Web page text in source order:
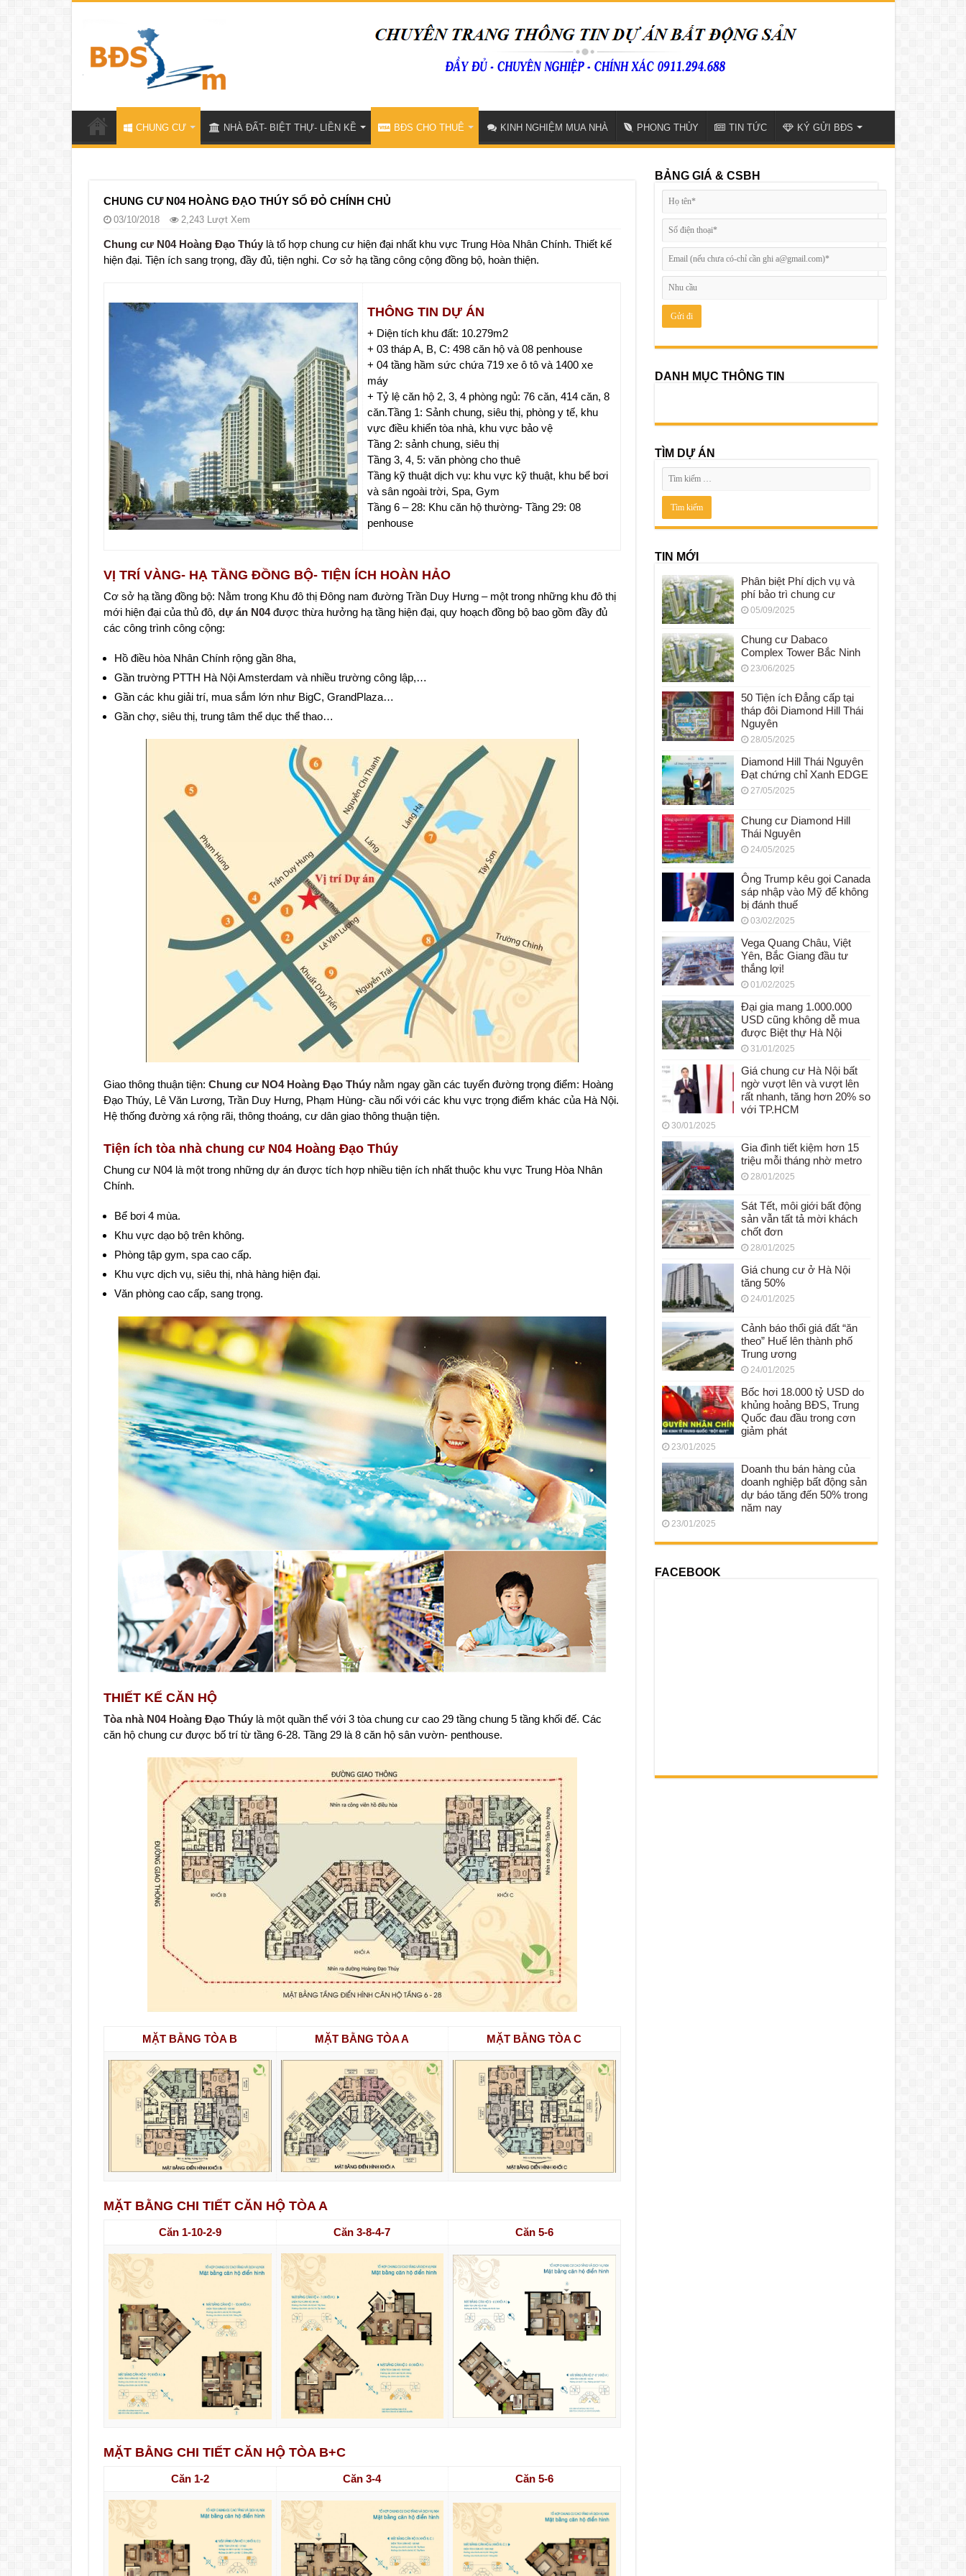
CHUNG CƯ NHÀ ĐẤT- BIỆT THỰ- LIỀN KỀ BĐS CHO THUÊ KINH NGHIỆM MUA NHÀ PHONG THỦY TIN TỨC KÝ GỬI BĐS
CHUNG CƯ N04 HOÀNG ĐẠO THÚY SỔ ĐỎ CHÍNH CHỦ
03/10/2018 2,243 Lượt Xem
Chung cư N04 Hoàng Đạo Thúylà tổ hợp chung cư hiện đại nhất khu vực Trung Hòa Nhân Chính. Thiết kế
hiện đại. Tiện ích sang trọng, đầy đủ, tiện nghi. Cơ sở hạ tầng công cộng đồng bộ, hoàn thiện.
THÔNG TIN DỰ ÁN
+ Diện tích khu đất: 10.279m2
+ 03 tháp A, B, C: 498 căn hộ và 08 penhouse
+ 04 tầng hầm sức chứa 719 xe ô tô và 1400 xe
máy
+ Tỷ lệ căn hộ 2, 3, 4 phòng ngủ: 76 căn, 414 căn, 8
căn.Tầng 1: Sảnh chung, siêu thị, phòng y tế, khu
vực điều khiển tòa nhà, khu vực bảo vệ
Tầng 2: sảnh chung, siêu thị
Tầng 3, 4, 5: văn phòng cho thuê
Tầng kỹ thuật dịch vụ: khu vực kỹ thuật, khu bể bơi
và sân ngoài trời, Spa, Gym
Tầng 6 – 28: Khu căn hộ thường- Tầng 29: 08
penhouse
VỊ TRÍ VÀNG- HẠ TẦNG ĐỒNG BỘ- TIỆN ÍCH HOÀN HẢO
Cơ sở hạ tầng đồng bộ: Nằm trong Khu đô thị Đông nam đường Trần Duy Hưng – một trong những khu đô thị
mới hiện đại của thủ đô, dự án N04được thừa hưởng hạ tầng hiện đại, quy hoạch đồng bộ bao gồm đầy đủ
các công trình công cộng:
Hồ điều hòa Nhân Chính rộng gần 8ha,
Gần trường PTTH Hà Nội Amsterdam và nhiều trường công lập,…
Gần các khu giải trí, mua sắm lớn như BigC, GrandPlaza…
Gần chợ, siêu thị, trung tâm thể dục thể thao…
Giao thông thuận tiện: Chung cư NO4 Hoàng Đạo Thúynằm ngay gần các tuyến đường trọng điểm: Hoàng
Đạo Thúy, Lê Văn Lương, Trần Duy Hưng, Phạm Hùng- cầu nối với các khu vực trọng điểm khác của Hà Nội.
Hệ thống đường xá rộng rãi, thông thoáng, cư dân giao thông thuận tiện.
Tiện ích tòa nhà chung cư N04 Hoàng Đạo Thúy
Chung cư N04 là một trong những dự án được tích hợp nhiều tiện ích nhất thuộc khu vực Trung Hòa Nhân
Chính.
Bể bơi 4 mùa.
Khu vực dạo bộ trên không.
Phòng tập gym, spa cao cấp.
Khu vực dịch vụ, siêu thị, nhà hàng hiện đại.
Văn phòng cao cấp, sang trọng.
THIẾT KẾ CĂN HỘ
Tòa nhà N04 Hoàng Đạo Thúylà một quần thể với 3 tòa chung cư cao 29 tầng chung 5 tầng khối đế. Các
căn hộ chung cư được bố trí từ tầng 6-28. Tầng 29 là 8 căn hộ sân vườn- penthouse.
MẶT BẰNG TÒA B MẶT BẰNG TÒA A MẶT BẰNG TÒA C
MẶT BẰNG CHI TIẾT CĂN HỘ TÒA A
Căn 1-10-2-9 Căn 3-8-4-7 Căn 5-6
MẶT BẰNG CHI TIẾT CĂN HỘ TÒA B+C
Căn 1-2 Căn 3-4 Căn 5-6
BẢNG GIÁ & CSBH
DANH MỤC THÔNG TIN
TÌM DỰ ÁN
TIN MỚI
Phân biệt Phí dịch vụ và
phí bảo trì chung cư
05/09/2025
Chung cư Dabaco
Complex Tower Bắc Ninh
23/06/2025
50 Tiện ích Đẳng cấp tại
tháp đôi Diamond Hill Thái
Nguyên
28/05/2025
Diamond Hill Thái Nguyên
Đạt chứng chỉ Xanh EDGE
27/05/2025
Chung cư Diamond Hill
Thái Nguyên
24/05/2025
Ông Trump kêu gọi Canada
sáp nhập vào Mỹ để không
bị đánh thuế
03/02/2025
Vega Quang Châu, Việt
Yên, Bắc Giang đầu tư
thắng lợi!
01/02/2025
Đại gia mang 1.000.000
USD cũng không dễ mua
được Biệt thự Hà Nội
31/01/2025
Giá chung cư Hà Nội bất
ngờ vượt lên và vượt lên
rất nhanh, tăng hơn 20% so
với TP.HCM
30/01/2025
Gia đình tiết kiệm hơn 15
triệu mỗi tháng nhờ metro
28/01/2025
Sát Tết, môi giới bất động
sản vẫn tất tả mời khách
chốt đơn
28/01/2025
Giá chung cư ở Hà Nội
tăng 50%
24/01/2025
Cảnh báo thổi giá đất “ăn
theo” Huế lên thành phố
Trung ương
24/01/2025
Bốc hơi 18.000 tỷ USD do
khủng hoảng BĐS, Trung
Quốc đau đầu trong cơn
giảm phát
23/01/2025
Doanh thu bán hàng của
doanh nghiệp bất động sản
dự báo tăng đến 50% trong
năm nay
23/01/2025
FACEBOOK